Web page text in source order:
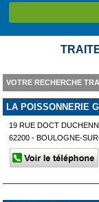
VOTRE RECHERCHE
LA POISSONNERIE
19 RUE DOCT
62200 - BOULOGNE-